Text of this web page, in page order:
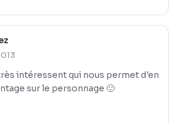
intéressent qui nous permet d'en
sur le personnage 🙂